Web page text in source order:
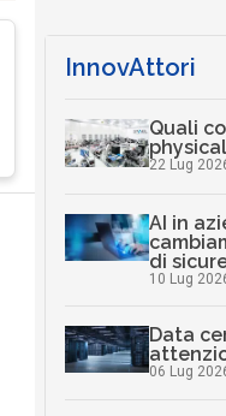
InnovAttori
Quali
22 Lug
AI in
di
10 Lug
Data
06 Lug